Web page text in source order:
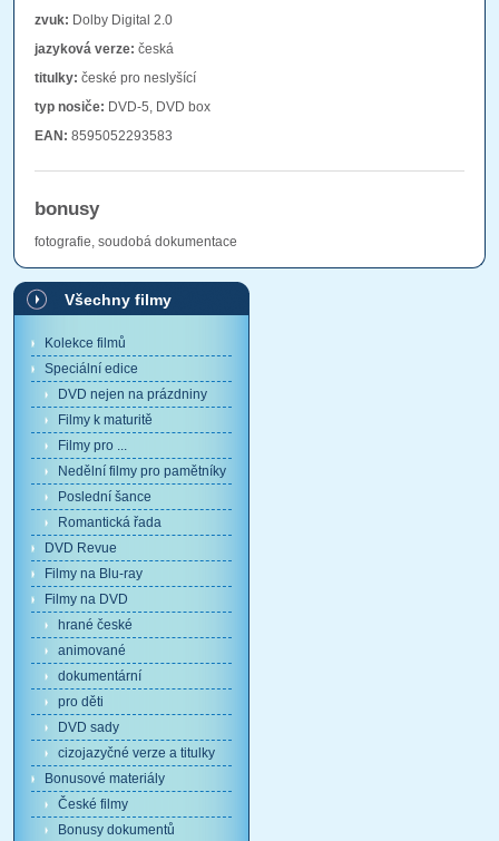
zvuk: Dolby Digital 2.0
jazyková verze: česká
titulky: české pro neslyšící
typ nosiče: DVD-5, DVD box
EAN: 8595052293583
bonusy
fotografie, soudobá dokumentace
Všechny filmy
Kolekce filmů
Speciální edice
DVD nejen na prázdniny
Filmy k maturitě
Filmy pro ...
Nedělní filmy pro pamětníky
Poslední šance
Romantická řada
DVD Revue
Filmy na Blu-ray
Filmy na DVD
hrané české
animované
dokumentární
pro děti
DVD sady
cizojazyčné verze a titulky
Bonusové materiály
České filmy
Bonusy dokumentů